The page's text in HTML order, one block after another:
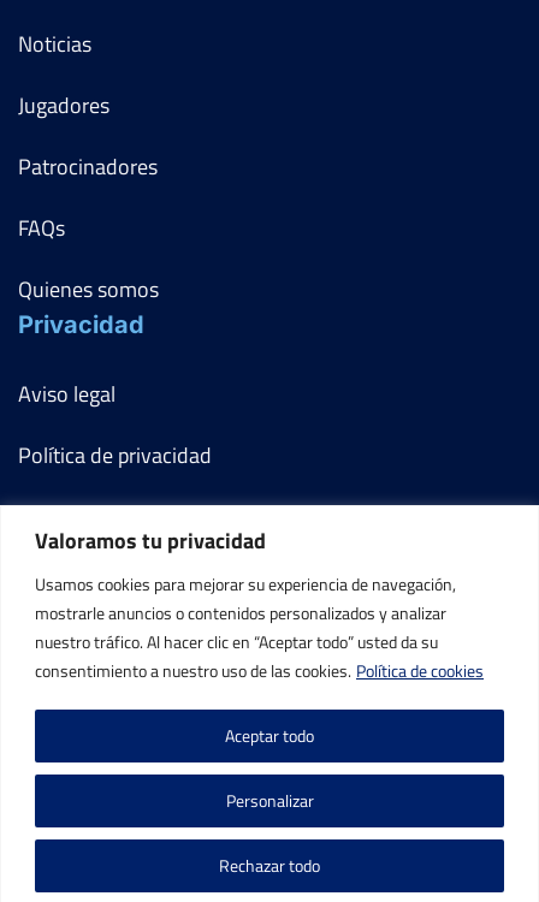
Valoramos tu privacidad
Usamos cookies para mejorar su experiencia de navegación,
mostrarle anuncios o contenidos personalizados y analizar
nuestro tráfico. Al hacer clic en “Aceptar todo” usted da su
consentimiento a nuestro uso de las cookies. Política de cookies
Personalizar
Rechazar todo
Aceptar todo
Noticias
Jugadores
Patrocinadores
FAQs
Quienes somos
Privacidad
Aviso legal
Política de privacidad
Política de cookies
Términos y condiciones
Mi cuenta